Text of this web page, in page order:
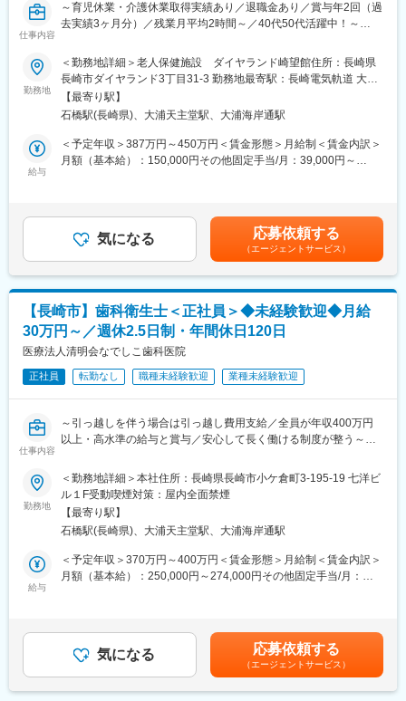
仕事内容
～育児休業・介護休業取得実績あり／退職金あり／賞与年2回（過
去実績3ヶ月分）／残業月平均2時間～／40代50代活躍中！～
■業務内容：
バイタルチェック、健康管理、服薬・投薬管理
■魅力ポイント：
◇自然豊かな環境で、入居者様の健康を支えるやりがい
医療法人 蘭佑会が運営する「老人保健施設 ダイヤランド崎望館」
では、長崎県長崎市ダイヤランドの美しい自然に囲まれた環境で
がいを日々感じることができる職場です。
◇安定した雇用形態で、キャリアを長く築ける環境
教育プログラムやサポート体制を活用し、看護師としてのスキル
をさらに磨くことができます。また、職場の雰囲気は非常に温か
く、スタッフ同士のコミュニケーションも活発です。長く安心し
て働ける環境が整っているため、あなたの未来のキャリアをしっ
かりとサポートします。
■運営する施設【ダイヤランド崎望館】について：
ダイヤランド崎望館では、自立支援をモットーに介護サービスを
提供しています。医師、看護師、介護士、作業療法士といった多
職種のスタッフが協力し、ご利用者様の心身のケアや在宅復帰を
◇施設概要
・定員：入所75名／通所50名
・居室：個室11室／2人室2室／4人室15室
◇施設の特徴
・静かなダイヤランド団地内に位置しています。
や看護が必要な要介護認定者を対象とした支援を行っています。
・隣接する関連施設の特別養護老人ホームと密接に連携していま
す。
勤務地
＜勤務地詳細＞老人保健施設 ダイヤランド崎望館住所：長崎県
長崎市ダイヤランド3丁目31-3 勤務地最寄駅：長崎電気軌道 大浦
支線／石橋駅受動喫煙対策：屋内全面禁煙変更の範囲：会社の定
める事業所
【最寄り駅】
石橋駅(長崎県)、大浦天主堂駅、大浦海岸通駅
給与
＜予定年収＞387万円～450万円＜賃金形態＞月給制＜賃金内訳＞
月額（基本給）：150,000円その他固定手当/月：39,000円～
13,000円+処遇改善手当15,000～20,000円■別途手当あり：・夜勤
手当：10,000円/回・皆勤手当：10,000円/月賃金はあくまでも目
安の金額であり、選考を通じて上下する可能性があります。月給
(月額)は固定手当を含めた表記です。
気になる 応募依頼する
（エージェントサービス）
【長崎市】歯科衛生士＜正社員＞◆未経験歓迎◆月給
30万円～／週休2.5日制・年間休日120日
医療法人清明会なでしこ歯科医院
正社員 転勤なし 職種未経験歓迎 業種未経験歓迎
仕事内容
～引っ越しを伴う場合は引っ越し費用支給／全員が年収400万円
以上・高水準の給与と賞与／安心して長く働ける制度が整う～
■業務概要：
正社員の歯科衛生士を募集します。
経験の有無は問いません。院内研修や定期的なウェブセミナーな
ど、教育体制が整っており、スキルアップしやすい環境です。
■業務詳細：
歯科衛生士業務及びそれに付帯する業務
・アシスト
勤務地
＜勤務地詳細＞本社住所：長崎県長崎市小ケ倉町3-195-19 七洋ビ
ル１F受動喫煙対策：屋内全面禁煙
【最寄り駅】
石橋駅(長崎県)、大浦天主堂駅、大浦海岸通駅
給与
＜予定年収＞370万円～400万円＜賃金形態＞月給制＜賃金内訳＞
月額（基本給）：250,000円～274,000円その他固定手当/月：
賞与：年2回（4月・10月）■昇給：年1回（1月）※過去実績：1箇
月単位で2,000円賃金はあくまでも目安の金額であり、選考を通じ
て上下する可能性があります。月給(月額)は固定手当を含めた表記
です。
気になる 応募依頼する
（エージェントサービス）